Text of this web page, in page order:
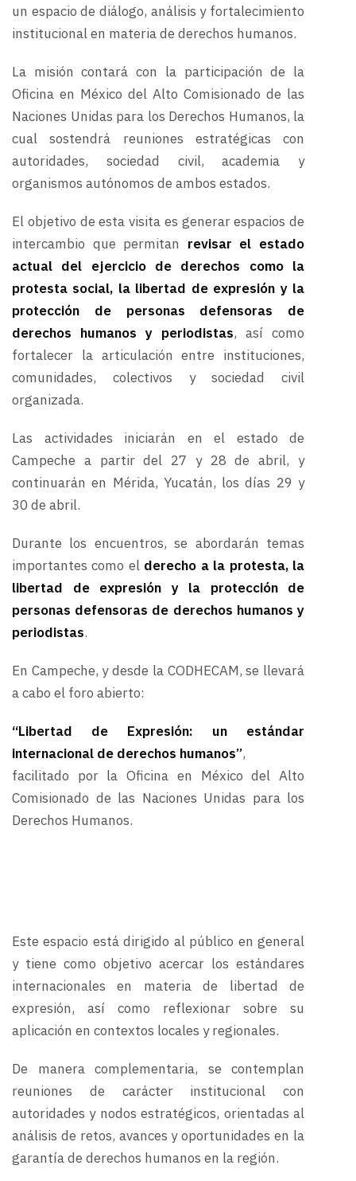
un espacio de diálogo, análisis y fortalecimiento
institucional en materia de derechos humanos.
La misión contará con la participación de la
Oficina en México del Alto Comisionado de las
Naciones Unidas para los Derechos Humanos, la
cual sostendrá reuniones estratégicas con
autoridades, sociedad civil, academia y
organismos autónomos de ambos estados.
El objetivo de esta visita es generar espacios de
intercambio que permitan revisar el estado
actual del ejercicio de derechos como la
protesta social, la libertad de expresión y la
protección de personas defensoras de
derechos humanos y periodistas, así como
fortalecer la articulación entre instituciones,
comunidades, colectivos y sociedad civil
organizada.
Las actividades iniciarán en el estado de
Campeche a partir del 27 y 28 de abril, y
continuarán en Mérida, Yucatán, los días 29 y
30 de abril.
Durante los encuentros, se abordarán temas
importantes como el derecho a la protesta, la
libertad de expresión y la protección de
personas defensoras de derechos humanos y
periodistas.
En Campeche, y desde la CODHECAM, se llevará
a cabo el foro abierto:
“Libertad de Expresión: un estándar
internacional de derechos humanos”,
facilitado por la Oficina en México del Alto
Comisionado de las Naciones Unidas para los
Derechos Humanos.
Este espacio está dirigido al público en general
y tiene como objetivo acercar los estándares
internacionales en materia de libertad de
expresión, así como reflexionar sobre su
aplicación en contextos locales y regionales.
De manera complementaria, se contemplan
reuniones de carácter institucional con
autoridades y nodos estratégicos, orientadas al
análisis de retos, avances y oportunidades en la
garantía de derechos humanos en la región.